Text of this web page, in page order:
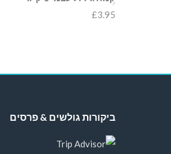
£3.95
ביקורות גולשים & פרסים